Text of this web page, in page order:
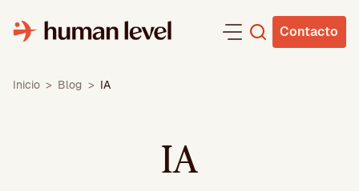
contenido
Contacto
Inicio > Blog > IA
IA